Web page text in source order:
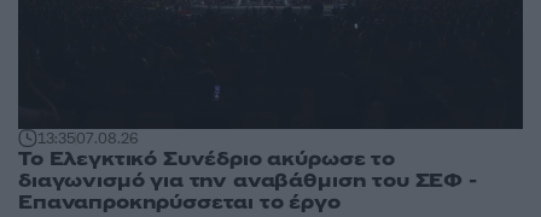
13:3507.08.26
Το Ελεγκτικό Συνέδριο ακύρωσε το
διαγωνισμό για την αναβάθμιση του ΣΕΦ -
Επαναπροκηρύσσεται το έργο